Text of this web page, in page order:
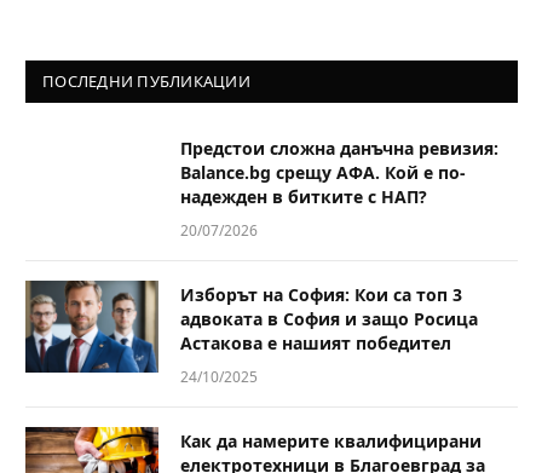
ПОСЛЕДНИ ПУБЛИКАЦИИ
Предстои сложна данъчна ревизия:
Balance.bg срещу АФА. Кой е по-
надежден в битките с НАП?
20/07/2026
Изборът на София: Кои са топ 3
адвоката в София и защо Росица
Астакова е нашият победител
24/10/2025
Как да намерите квалифицирани
електротехници в Благоевград за